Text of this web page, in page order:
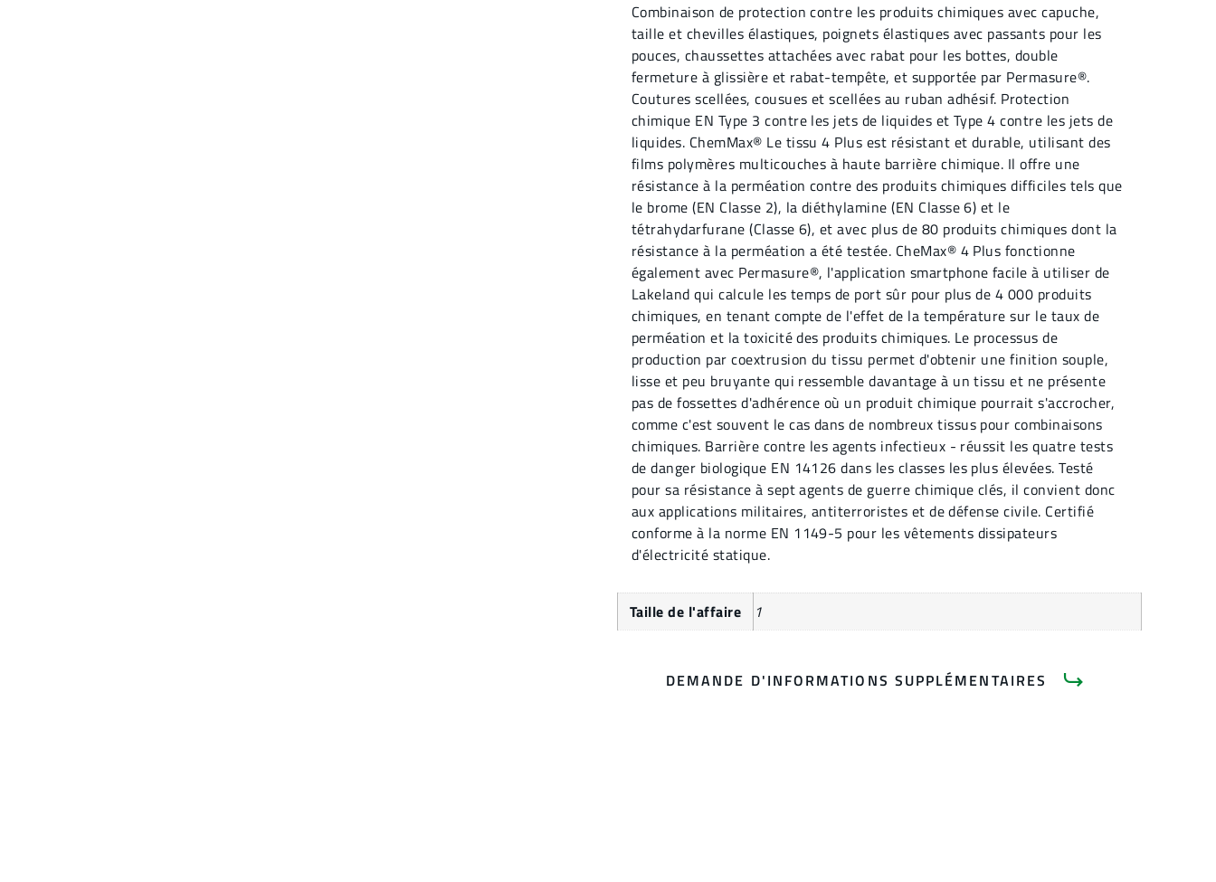
Combinaison de protection contre les produits chimiques avec capuche,
taille et chevilles élastiques, poignets élastiques avec passants pour les
pouces, chaussettes attachées avec rabat pour les bottes, double
fermeture à glissière et rabat-tempête, et supportée par Permasure®.
Coutures scellées, cousues et scellées au ruban adhésif. Protection
chimique EN Type 3 contre les jets de liquides et Type 4 contre les jets de
liquides. ChemMax® Le tissu 4 Plus est résistant et durable, utilisant des
films polymères multicouches à haute barrière chimique. Il offre une
résistance à la perméation contre des produits chimiques difficiles tels que
le brome (EN Classe 2), la diéthylamine (EN Classe 6) et le
tétrahydarfurane (Classe 6), et avec plus de 80 produits chimiques dont la
résistance à la perméation a été testée. CheMax® 4 Plus fonctionne
également avec Permasure®, l'application smartphone facile à utiliser de
Lakeland qui calcule les temps de port sûr pour plus de 4 000 produits
chimiques, en tenant compte de l'effet de la température sur le taux de
perméation et la toxicité des produits chimiques. Le processus de
production par coextrusion du tissu permet d'obtenir une finition souple,
lisse et peu bruyante qui ressemble davantage à un tissu et ne présente
pas de fossettes d'adhérence où un produit chimique pourrait s'accrocher,
comme c'est souvent le cas dans de nombreux tissus pour combinaisons
chimiques. Barrière contre les agents infectieux - réussit les quatre tests
de danger biologique EN 14126 dans les classes les plus élevées. Testé
pour sa résistance à sept agents de guerre chimique clés, il convient donc
aux applications militaires, antiterroristes et de défense civile. Certifié
conforme à la norme EN 1149-5 pour les vêtements dissipateurs
d'électricité statique.
Taille de l'affaire 1
DEMANDE D'INFORMATIONS SUPPLÉMENTAIRES